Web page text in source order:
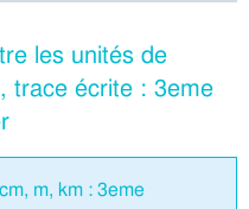
les unités de
trace écrite : 3eme
m, km : 3eme